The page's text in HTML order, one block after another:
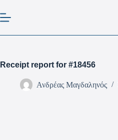
Receipt report for #18456
Ανδρέας Μαγδαληνός